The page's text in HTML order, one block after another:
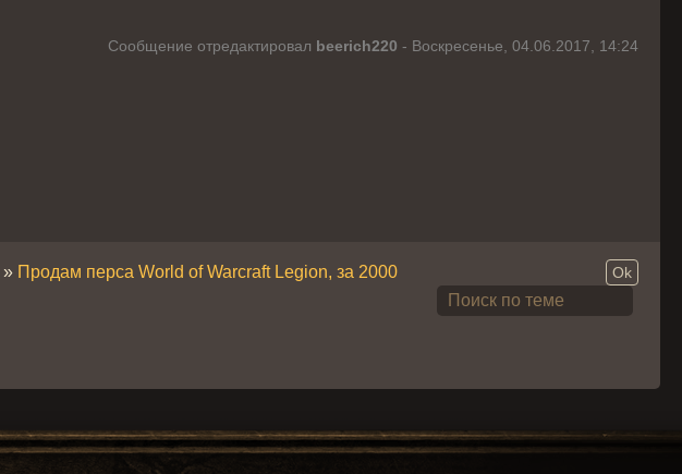
Сообщение отредактировал beerich220 - Воскресенье, 04.06.2017, 14:24
» Продам перса World of Warcraft Legion, за 2000